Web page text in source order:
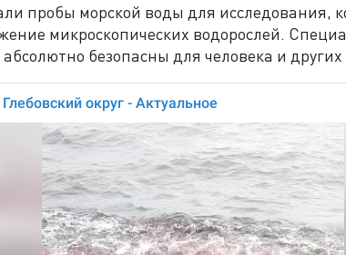
пробы морской воды для исследования,
микроскопических водорослей.
безопасны для человека и